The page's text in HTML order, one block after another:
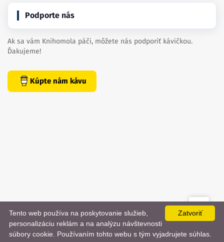
Podporte nás
Ak sa vám Knihomola páči, môžete nás podporiť kávičkou.
Ďakujeme!
Kúpte nám kávu
created bydanielhrenak.sk
📨
Zatvoriť
Tento web používa na poskytovanie služieb,
personalizáciu reklám a na analýzu návštevnosti
súbory cookie. Používaním tohto webu s tým vyjadrujete súhlas.